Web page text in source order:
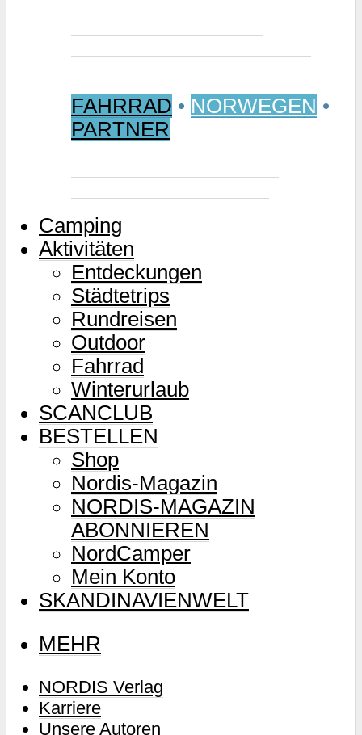
FAHRRAD • NORWEGEN •
PARTNER
Camping
Aktivitäten
Entdeckungen
Städtetrips
Rundreisen
Outdoor
Fahrrad
Winterurlaub
SCANCLUB
BESTELLEN
Shop
Nordis-Magazin
NORDIS-MAGAZIN
ABONNIEREN
NordCamper
Mein Konto
SKANDINAVIENWELT
MEHR
NORDIS Verlag
Karriere
Unsere Autoren